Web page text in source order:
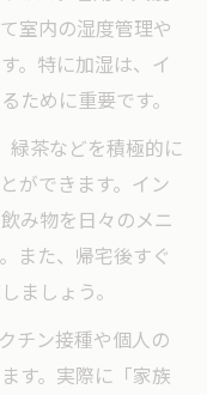
室内の湿度管理や
。特に加湿は、イ
ために重要です。
緑茶などを積極的に
ができます。イン
み物を日々のメニ
また、帰宅後すぐ
ましょう。
チン接種や個人の
す。実際に「家族